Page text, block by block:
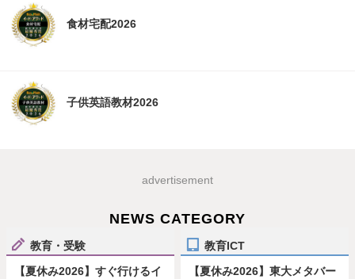
食材宅配2026
子供英語教材2026
advertisement
NEWS CATEGORY
教育・受験
【夏休み2026】すぐ行けるイ
教育ICT
【夏休み2026】東大メタバー